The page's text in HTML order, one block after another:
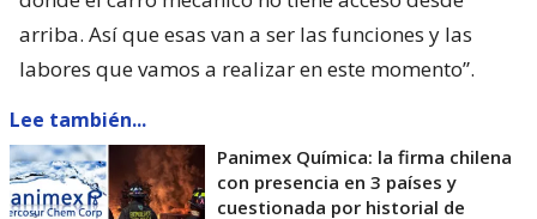
arriba. Así que esas van a ser las funciones y las
labores que vamos a realizar en este momento”.
Lee también...
Panimex Química: la firma chilena
con presencia en 3 países y
cuestionada por historial de